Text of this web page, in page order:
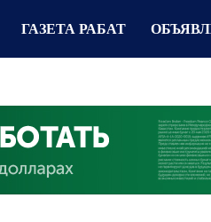
ГАЗЕТА РАБАТ